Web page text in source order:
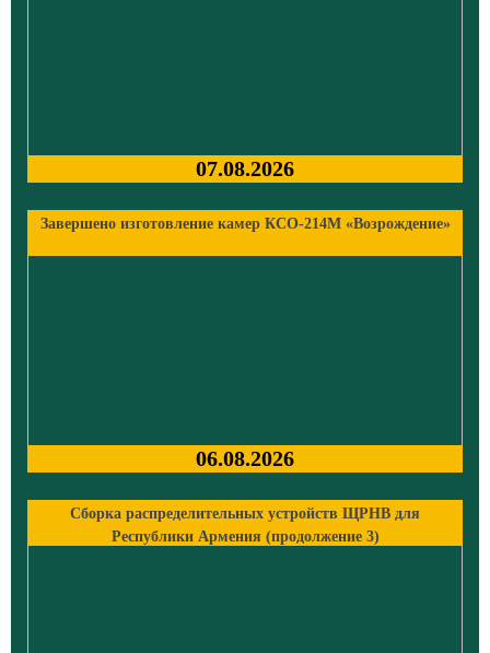
07.08.2026
Завершено изготовление камер КСО-214М «Возрождение»
06.08.2026
Сборка распределительных устройств ЩРНВ для
Республики Армения (продолжение 3)